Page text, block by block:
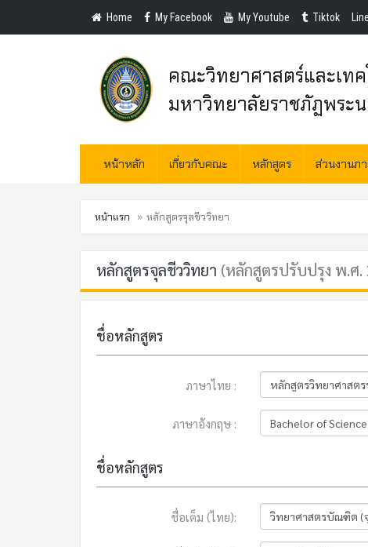
Home My Facebook My Youtube Tiktok
คณะวิทยาศาสตร์และเทค
มหาวิทยาลัยราชภัฏพระ
หน้าหลัก เกี่ยวกับคณะ หลักสูตร ส่วนงานภ
หน้าแรก หลักสูตรจุลชีววิทยา
หลักสูตรจุลชีววิทยา (หลักสูตรปรับปรุง พ.ศ.
ชื่อหลักสูตร
ภาษาไทย :
ภาษาอังกฤษ :
ชื่อหลักสูตร
ชื่อเต็ม (ไทย):